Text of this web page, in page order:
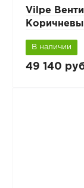
Vilpe
В наличии
49 140